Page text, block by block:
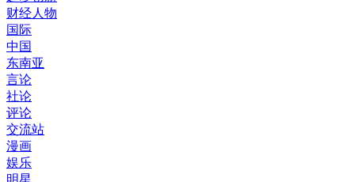
财经人物
国际
中国
东南亚
言论
社论
评论
交流站
漫画
娱乐
明星